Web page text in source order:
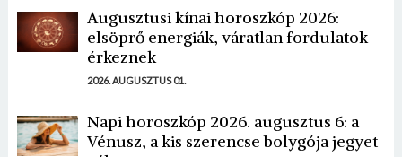
Augusztusi kínai horoszkóp 2026:
elsöprő energiák, váratlan fordulatok
érkeznek
2026. AUGUSZTUS 01.
Napi horoszkóp 2026. augusztus 6: a
Vénusz, a kis szerencse bolygója jegyet